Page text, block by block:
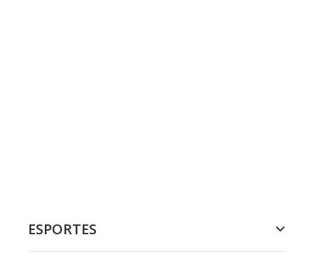
ESPORTES